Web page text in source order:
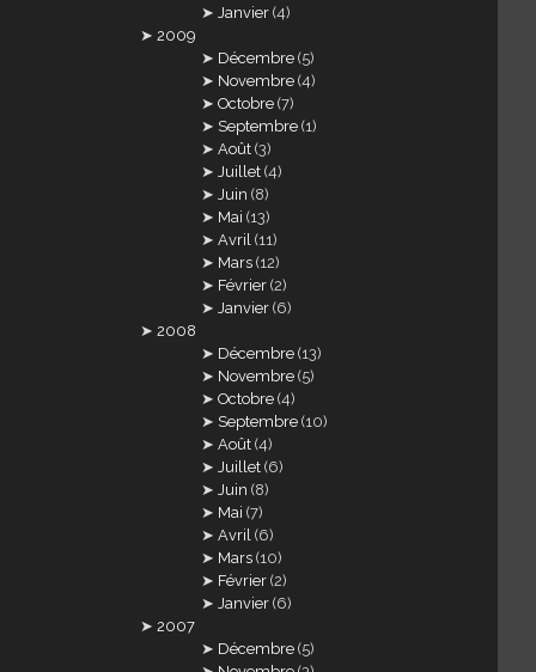
Janvier (4)
2009
Décembre (5)
Novembre (4)
Octobre (7)
Septembre (1)
Août (3)
Juillet (4)
Juin (8)
Mai (13)
Avril (11)
Mars (12)
Février (2)
Janvier (6)
2008
Décembre (13)
Novembre (5)
Octobre (4)
Septembre (10)
Août (4)
Juillet (6)
Juin (8)
Mai (7)
Avril (6)
Mars (10)
Février (2)
Janvier (6)
2007
Décembre (5)